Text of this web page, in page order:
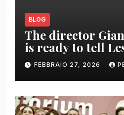
BLOG
The director
is ready to tell
FEBBRAIO 27, 2026